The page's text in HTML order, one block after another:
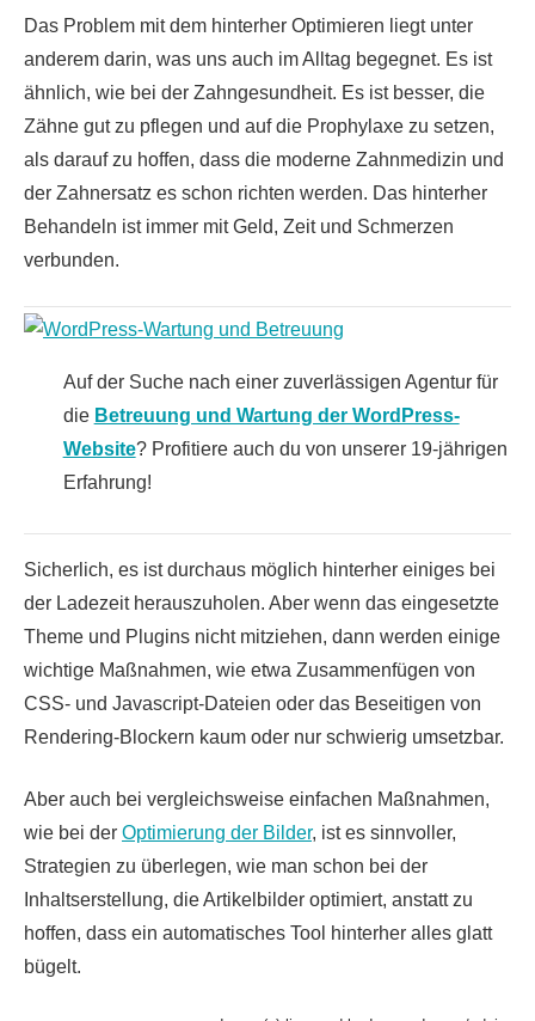
Das Problem mit dem hinterher Optimieren liegt unter
anderem darin, was uns auch im Alltag begegnet. Es ist
ähnlich, wie bei der Zahngesundheit. Es ist besser, die
Zähne gut zu pflegen und auf die Prophylaxe zu setzen,
als darauf zu hoffen, dass die moderne Zahnmedizin und
der Zahnersatz es schon richten werden. Das hinterher
Behandeln ist immer mit Geld, Zeit und Schmerzen
verbunden.
Auf der Suche nach einer zuverlässigen Agentur für
die Betreuung und Wartung der WordPress-
Website? Profitiere auch du von unserer 19-jährigen
Erfahrung!
Sicherlich, es ist durchaus möglich hinterher einiges bei
der Ladezeit herauszuholen. Aber wenn das eingesetzte
Theme und Plugins nicht mitziehen, dann werden einige
wichtige Maßnahmen, wie etwa Zusammenfügen von
CSS- und Javascript-Dateien oder das Beseitigen von
Rendering-Blockern kaum oder nur schwierig umsetzbar.
Aber auch bei vergleichsweise einfachen Maßnahmen,
wie bei der Optimierung der Bilder, ist es sinnvoller,
Strategien zu überlegen, wie man schon bei der
Inhaltserstellung, die Artikelbilder optimiert, anstatt zu
hoffen, dass ein automatisches Tool hinterher alles glatt
bügelt.